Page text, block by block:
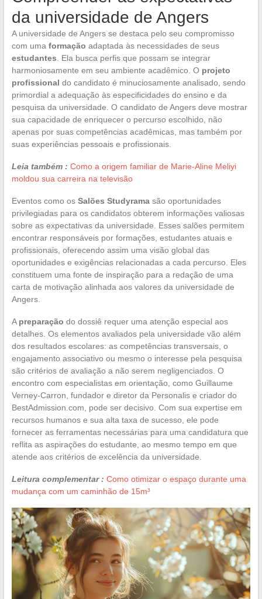
da universidade de Angers
A universidade de Angers se destaca pelo seu compromisso
com uma formação adaptada às necessidades de seus
estudantes . Ela busca perfis que possam se integrar
harmoniosamente em seu ambiente acadêmico. O projeto
profissional do candidato é minuciosamente analisado, sendo
primordial a adequação às especificidades do ensino e da
pesquisa da universidade. O candidato de Angers deve mostrar
sua capacidade de enriquecer o percurso escolhido, não
apenas por suas competências acadêmicas, mas também por
suas experiências pessoais e profissionais.
Leia também : Como a origem familiar de Marie-Aline Meliyi
moldou sua carreira na televisão
Eventos como os Salões Studyramasão oportunidades
privilegiadas para os candidatos obterem informações valiosas
sobre as expectativas da universidade. Esses salões permitem
encontrar responsáveis por formações, estudantes atuais e
profissionais, oferecendo assim uma visão global das
oportunidades e exigências relacionadas a cada percurso. Eles
constituem uma fonte de inspiração para a redação de uma
carta de motivação alinhada aos valores da universidade de
Angers.
A preparação do dossiê requer uma atenção especial aos
detalhes. Os elementos avaliados pela universidade vão além
dos resultados escolares: as competências transversais, o
engajamento associativo ou mesmo o interesse pela pesquisa
são critérios de avaliação a não serem negligenciados. O
encontro com especialistas em orientação, como Guillaume
Verney-Carron, fundador e diretor da Personalis e criador do
BestAdmission.com, pode ser decisivo. Com sua expertise em
recursos humanos e sua alta taxa de sucesso, ele pode
fornecer as ferramentas necessárias para uma candidatura que
reflita as aspirações do estudante, ao mesmo tempo em que
atende aos critérios de excelência da universidade.
Leitura complementar : Como otimizar o espaço durante uma
mudança com um caminhão de 15m³